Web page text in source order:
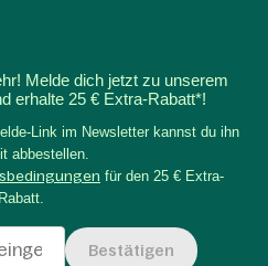
Melde dich jetzt zu unserem
erhalte 25 € Extra-Rabatt*!
Link im Newsletter kannst du ihn
abbestellen.
für den 25 € Extra-
Rabatt.
Bestätigen